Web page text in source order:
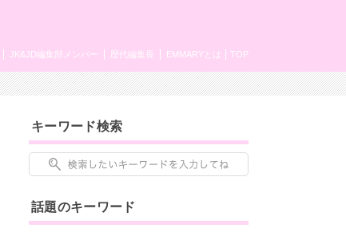
TOP
EMMARYとは
歴代編集長
JK&JD編集部メンバー
キーワード検索
話題のキーワード